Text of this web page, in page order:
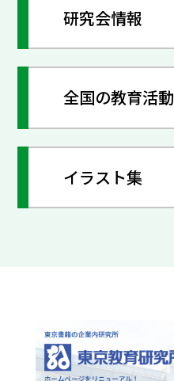
研究会情報
全国の教育活動
イラスト集